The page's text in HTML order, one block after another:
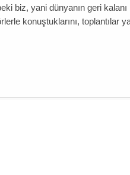
biz, yani dünyanın geri
konuştuklarını, toplantılar